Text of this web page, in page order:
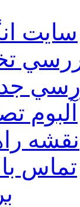
سايت
آلبوم
نقشه
تماس